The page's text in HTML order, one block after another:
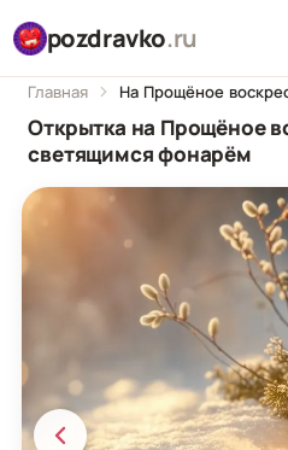
pozdravko.ru
Главная На Прощёное
Открытка на Прощёное
светящимся фонарём